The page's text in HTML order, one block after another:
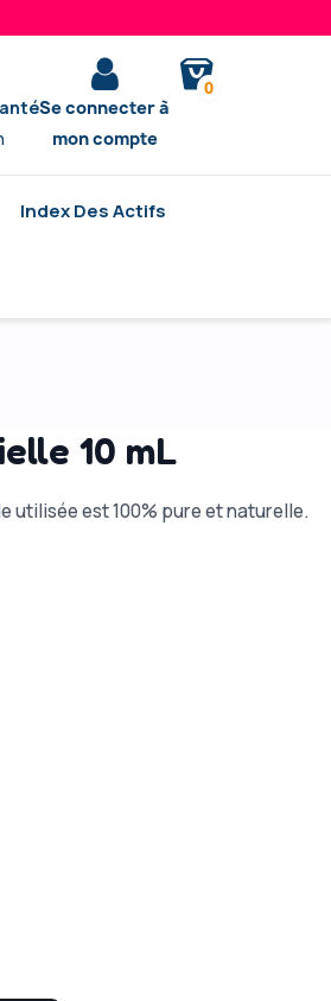
Se connecter à
mon compte
0
Index Des Actifs
10 mL
utilisée est 100% pure et naturelle.